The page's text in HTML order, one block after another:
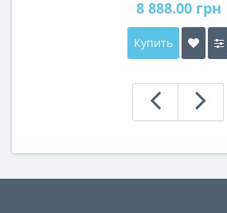
8 888.00 грн
Купить